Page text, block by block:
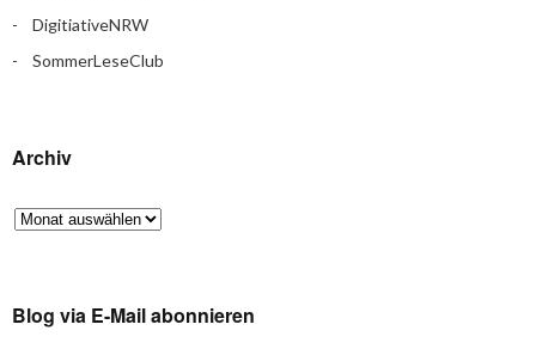
DigitiativeNRW
SommerLeseClub
Archiv
Blog via E-Mail abonnieren